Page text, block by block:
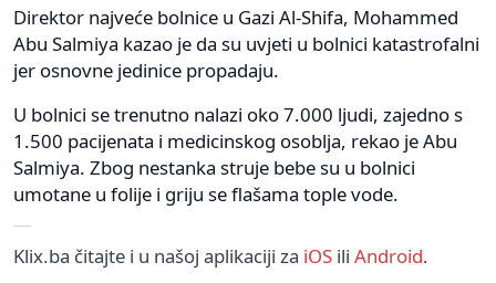
Direktor najveće bolnice u Gazi Al-Shifa, Mohammed
Abu Salmiya kazao je da su uvjeti u bolnici katastrofalni
jer osnovne jedinice propadaju.
U bolnici se trenutno nalazi oko 7.000 ljudi, zajedno s
1.500 pacijenata i medicinskog osoblja, rekao je Abu
Salmiya. Zbog nestanka struje bebe su u bolnici
umotane u folije i griju se flašama tople vode.
Klix.ba čitajte i u našoj aplikaciji za iOS ili Android.